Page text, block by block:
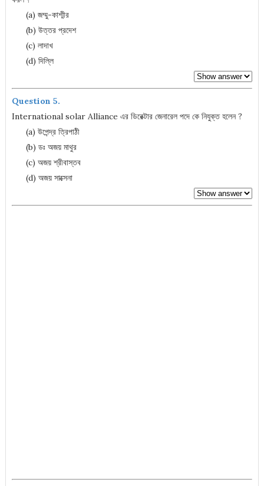
(a) জম্মু-কাশ্মীর
(b) উত্তর প্রদেশ
(c) লাদাখ
(d) দিল্লি
Question 5.
International solar Alliance এর ডিরেক্টার জেনারেল পদে কে নিযুক্ত হলেন ?
(a) উপেন্দ্র ত্রিপাঠী
(b) ডঃ অজয় মাথুর
(c) অজয় শ্রীবাস্তব
(d) অজয় সাক্সেনা